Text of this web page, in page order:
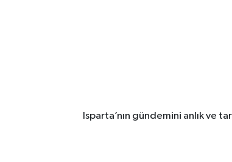
Isparta’nın gündemini anlık ve